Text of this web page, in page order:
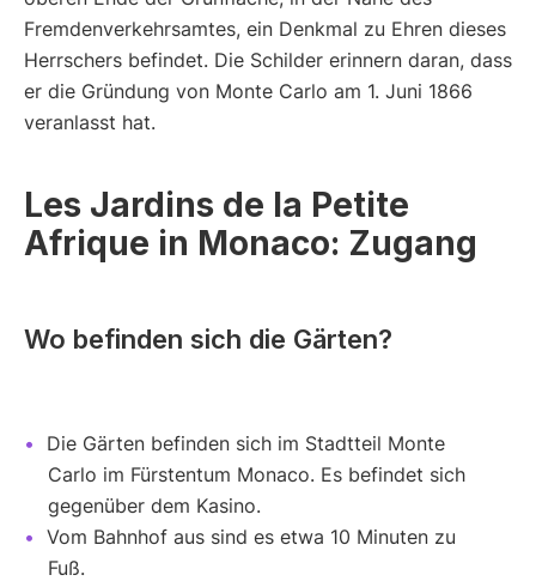
Fremdenverkehrsamtes, ein Denkmal zu Ehren dieses
Herrschers befindet. Die Schilder erinnern daran, dass
er die Gründung von Monte Carlo am 1. Juni 1866
veranlasst hat.
Les Jardins de la Petite
Afrique in Monaco: Zugang
Wo befinden sich die Gärten?
Die Gärten befinden sich im Stadtteil Monte
Carlo im Fürstentum Monaco. Es befindet sich
gegenüber dem Kasino.
Vom Bahnhof aus sind es etwa 10 Minuten zu
Fuß.